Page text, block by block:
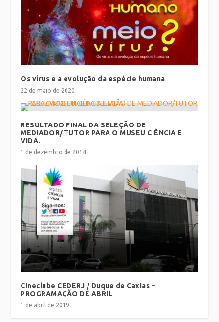
Os vírus e a evolução da espécie humana
22 de maio de 2020
RESULTADO FINAL DA SELEÇÃO DE
MEDIADOR/TUTOR PARA O MUSEU CIÊNCIA E
VIDA.
1 de dezembro de 2014
Cineclube CEDERJ / Duque de Caxias –
PROGRAMAÇÃO DE ABRIL
1 de abril de 2019